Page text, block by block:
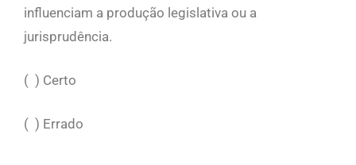
influenciam a produção legislativa ou a
jurisprudência.
( ) Certo
( ) Errado